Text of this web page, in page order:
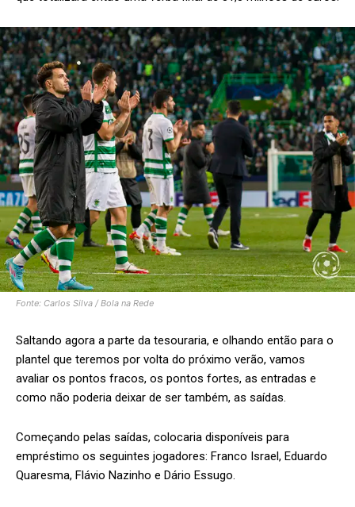
Fonte: Carlos Silva / Bola na Rede
Saltando agora a parte da tesouraria, e olhando então para o
plantel que teremos por volta do próximo verão, vamos
avaliar os pontos fracos, os pontos fortes, as entradas e
como não poderia deixar de ser também, as saídas.
Começando pelas saídas, colocaria disponíveis para
empréstimo os seguintes jogadores: Franco Israel, Eduardo
Quaresma, Flávio Nazinho e Dário Essugo.